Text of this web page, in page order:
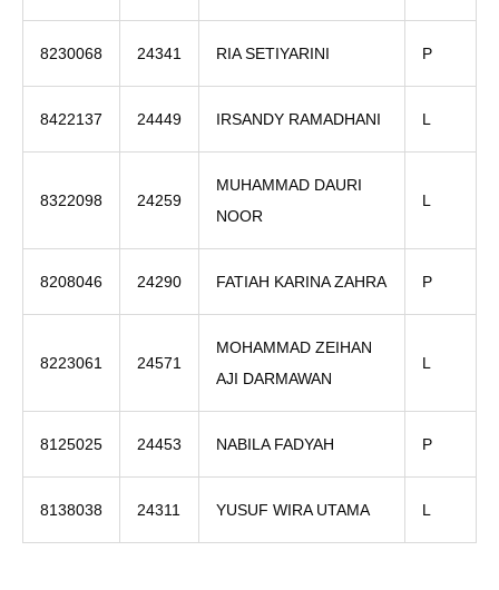
8230068 24341 RIA SETIYARINI P
8422137 24449 IRSANDY RAMADHANI L
8322098 24259
MUHAMMAD DAURI
NOOR
L
8208046 24290 FATIAH KARINA ZAHRA P
8223061 24571
MOHAMMAD ZEIHAN
AJI DARMAWAN
L
8125025 24453 NABILA FADYAH P
8138038 24311 YUSUF WIRA UTAMA L